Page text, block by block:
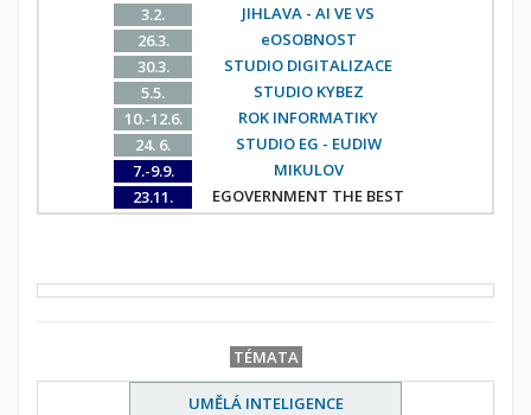
3.2.
JIHLAVA - AI VE VS
26.3.
eOSOBNOST
30.3.
STUDIO DIGITALIZACE
5.5.
STUDIO KYBEZ
10.-12.6.
ROK INFORMATIKY
24. 6.
STUDIO EG - EUDIW
7.-9.9.
MIKULOV
23.11.
EGOVERNMENT THE BEST
TÉMATA
UMĚLÁ INTELIGENCE